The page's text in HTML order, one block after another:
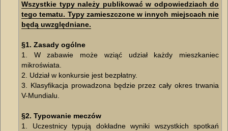
Wszystkie typy należy publikować w odpowiedziach do
tego tematu. Typy zamieszczone w innych miejscach nie
będą uwzględniane.
§1. Zasady ogólne
1. W zabawie może wziąć udział każdy mieszkaniec
mikroświata.
2. Udział w konkursie jest bezpłatny.
3. Klasyfikacja prowadzona będzie przez cały okres trwania
V-Mundialu.
§2. Typowanie meczów
1. Uczestnicy typują dokładne wyniki wszystkich spotkań